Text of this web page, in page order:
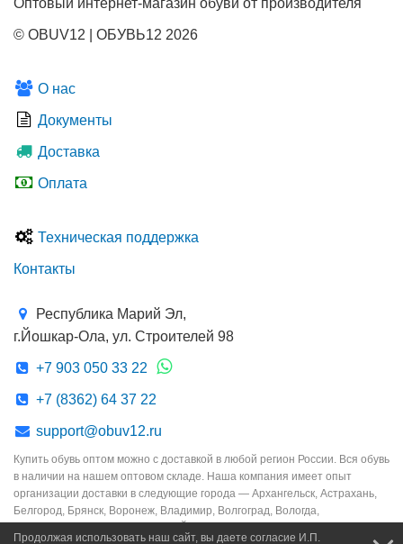
Оптовый интернет-магазин обуви от производителя
© OBUV12 | ОБУВЬ12 2026
О нас
Документы
Доставка
Оплата
Техническая поддержка
Контакты
Республика Марий Эл,
г.Йошкар-Ола, ул. Строителей 98
+7 903 050 33 22
+7 (8362) 64 37 22
support@obuv12.ru
Купить обувь оптом можно с доставкой в любой регион России. Вся обувь
в наличии на нашем оптовом складе. Наша компания имеет опыт
организации доставки в следующие города — Архангельск, Астрахань,
Белгород, Брянск, Воронеж, Владимир, Волгоград, Вологда,
Продолжая использовать наш сайт, вы даете согласие И.П.